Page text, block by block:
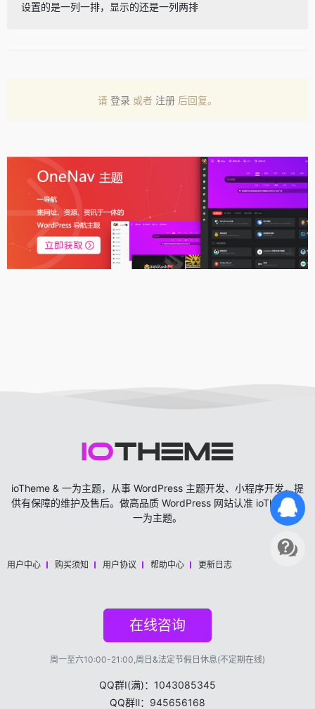
设置的是一列一排，显示的还是一列两排
请 登录 或者 注册 后回复。
ioTheme & 一为主题，从事 WordPress 主题开发、小程序开发，提
供有保障的维护及售后。做高品质 WordPress 网站认准 ioTheme &
一为主题。
用户中心 购买须知 用户协议 帮助中心 更新日志
在线咨询
周一至六10:00-21:00,周日&法定节假日休息(不定期在线)
QQ群Ⅰ(满)：1043085345
QQ群Ⅱ： 945656168